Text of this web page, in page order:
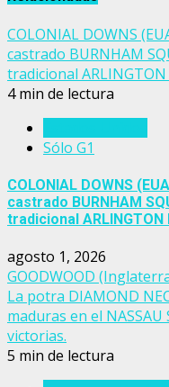
COLONIAL DOWNS
castrado BURNHAM
tradicional ARLINGTON
4 min de lectura
Sólo G1
COLONIAL DOWNS
castrado BURNHAM
tradicional ARLINGTON
agosto 1, 2026
GOODWOOD
La potra DIAMOND
maduras en el
victorias.
5 min de lectura